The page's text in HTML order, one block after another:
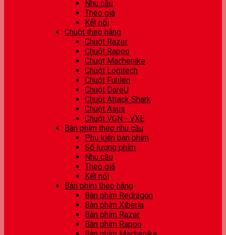
Nhu cầu
Theo giá
Kết nối
Chuột theo hãng
Chuột Razer
Chuột Rapoo
Chuột Machenike
Chuột Logitech
Chuột Fuhlen
Chuột DareU
Chuột Attack Shark
Chuột Asus
Chuột VGN - VXE
Bàn phím theo nhu cầu
Phụ kiện bàn phím
Số lượng phím
Nhu cầu
Theo giá
Kết nối
Bàn phím theo hãng
Bàn phím Redragon
Bàn phím Xiberia
Bàn phím Razer
Bàn phím Rapoo